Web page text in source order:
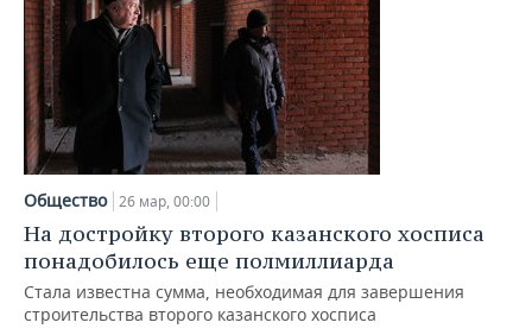
Общество 26 мар, 00:00
На достройку второго казанского хосписа
понадобилось еще полмиллиарда
Стала известна сумма, необходимая для завершения
строительства второго казанского хосписа